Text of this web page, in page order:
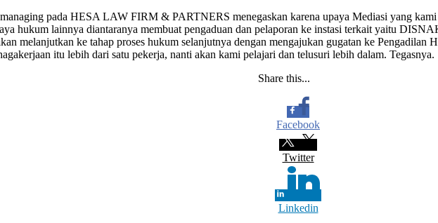
pada HESA LAW FIRM & PARTNERS menegaskan karena upaya Mediasi yang
hukum lainnya diantaranya membuat pengaduan dan pelaporan ke instasi terkait yaitu
melanjutkan ke tahap proses hukum selanjutnya dengan mengajukan gugatan ke
itu lebih dari satu pekerja, nanti akan kami pelajari dan telusuri lebih dalam. Tegasnya.
Share this...
Facebook
Twitter
Linkedin